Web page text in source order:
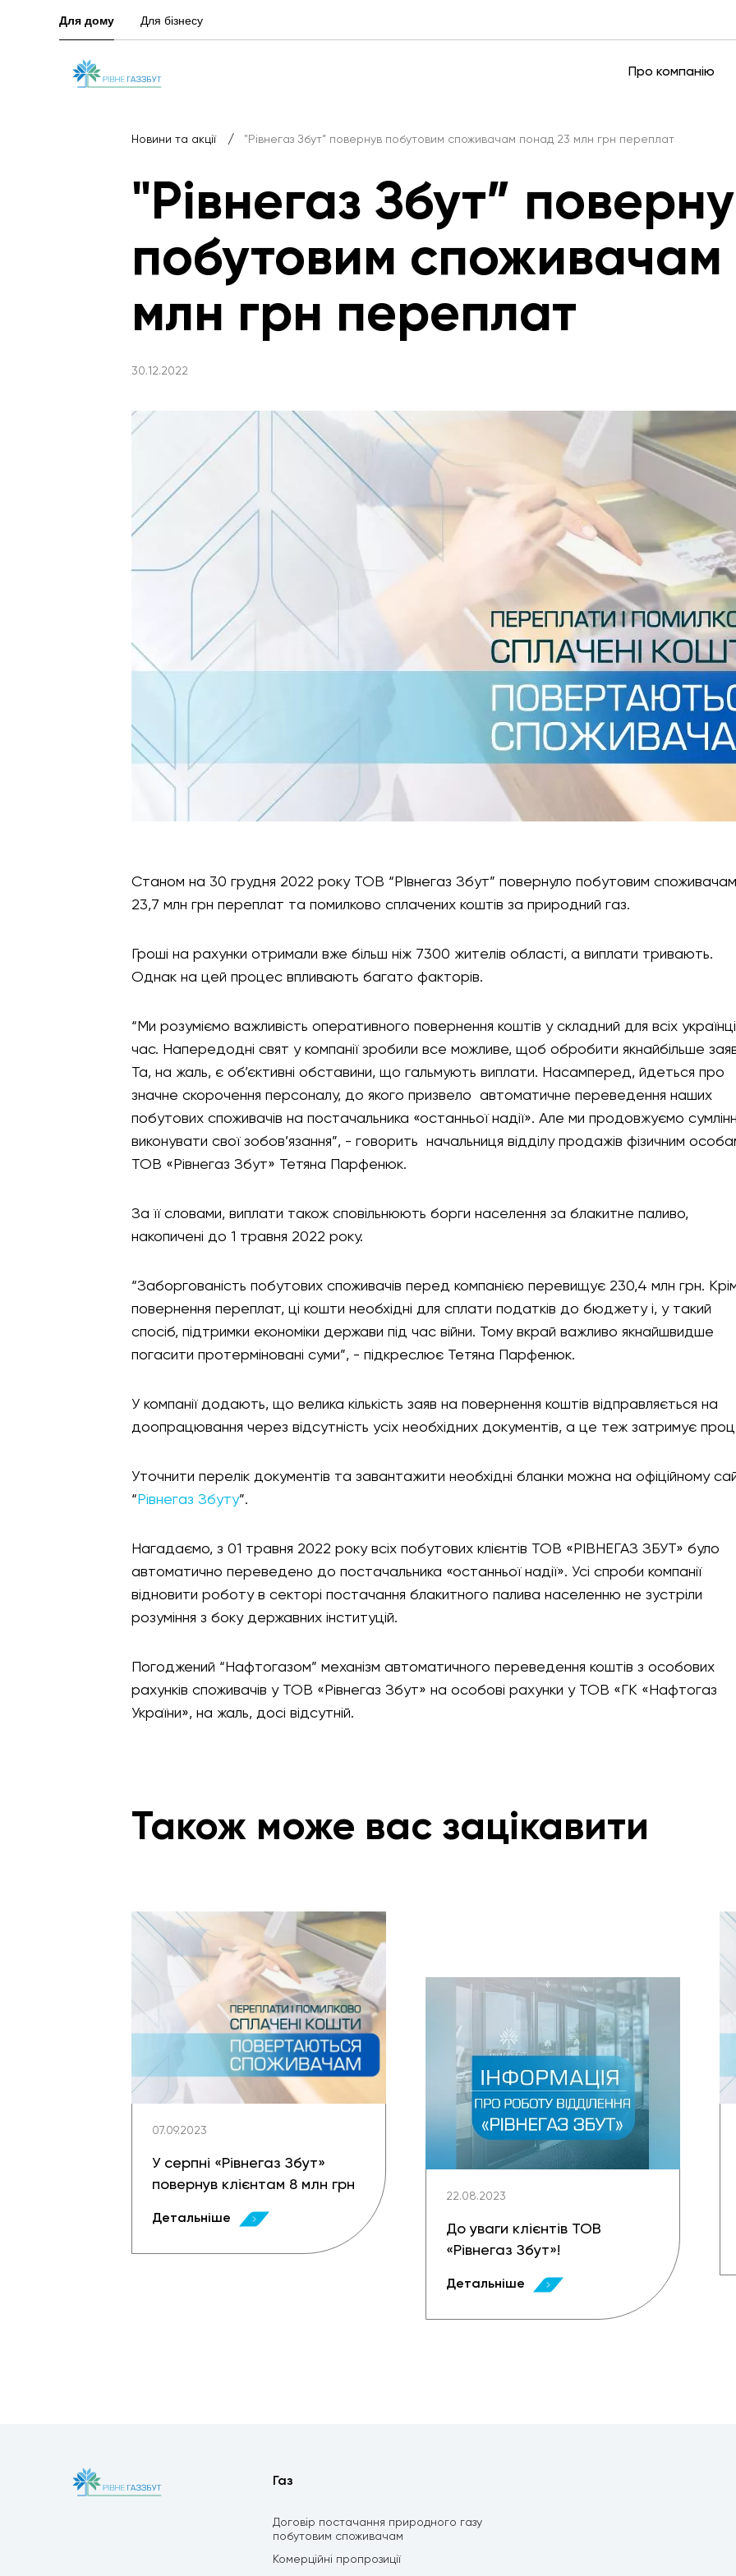
Для дому Для бізнесу
Про компанію
Новини та акції / "Рівнегаз Збут” повернув побутовим споживачам понад 23 млн грн переплат
"Рівнегаз Збут”
побутовим споживачам
млн грн переплат
30.12.2022
Станом на 30 грудня 2022 року ТОВ “РІвнегаз Збут” повернуло побутовим споживачам
23,7 млн грн переплат та помилково сплачених коштів за природний газ.
Гроші на рахунки отримали вже більш ніж 7300 жителів області, а виплати тривають.
Однак на цей процес впливають багато факторів.
“Ми розуміємо важливість оперативного повернення коштів у складний для всіх
час. Напередодні свят у компанії зробили все можливе, щоб обробити якнайбільше
Та, на жаль, є об’єктивні обставини, що гальмують виплати. Насамперед, йдеться про
значне скорочення персоналу, до якого призвело автоматичне переведення наших
побутових споживачів на постачальника «останньої надії». Але ми продовжуємо
виконувати свої зобов’язання”, - говорить начальниця відділу продажів фізичним
ТОВ «Рівнегаз Збут» Тетяна Парфенюк.
За її словами, виплати також сповільнюють борги населення за блакитне паливо,
накопичені до 1 травня 2022 року.
“Заборгованість побутових споживачів перед компанією перевищує 230,4 млн грн.
повернення переплат, ці кошти необхідні для сплати податків до бюджету і, у такий
спосіб, підтримки економіки держави під час війни. Тому вкрай важливо якнайшвидше
погасити протерміновані суми”, - підкреслює Тетяна Парфенюк.
У компанії додають, що велика кількість заяв на повернення коштів відправляється на
доопрацювання через відсутність усіх необхідних документів, а це теж затримує
Уточнити перелік документів та завантажити необхідні бланки можна на офіційному
“ Рівнегаз Збуту”.
Нагадаємо, з 01 травня 2022 року всіх побутових клієнтів ТОВ «РІВНЕГАЗ ЗБУТ» було
автоматично переведено до постачальника «останньої надії». Усі спроби компанії
відновити роботу в секторі постачання блакитного палива населенню не зустріли
розуміння з боку державних інституцій.
Погоджений “Нафтогазом” механізм автоматичного переведення коштів з особових
рахунків споживачів у ТОВ «Рівнегаз Збут» на особові рахунки у ТОВ «ГК «Нафтогаз
України», на жаль, досі відсутній.
Також може вас зацікавити
07.09.2023
У серпні «Рівнегаз Збут»
повернув клієнтам 8 млн грн
Детальніше
22.08.2023
До уваги клієнтів ТОВ
«Рівнегаз Збут»!
Детальніше
Газ
Договір постачання природного газу
побутовим споживачам
Комерційні пропрозиції